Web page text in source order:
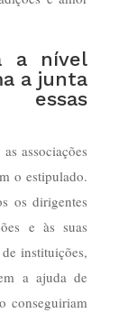
a nível
a junta
essas
associações
o estipulado.
os dirigentes
e às suas
instituições,
a ajuda de
conseguiriam